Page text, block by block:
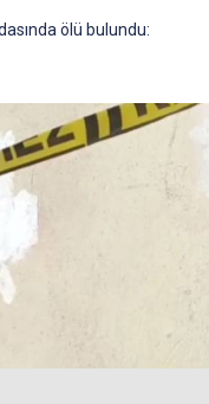
ölü bulundu: